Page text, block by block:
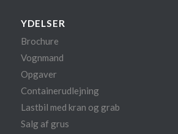
YDELSER
Brochure
Vognmand
Opgaver
Containerudlejning
Lastbil med kran og grab
Salg af grus